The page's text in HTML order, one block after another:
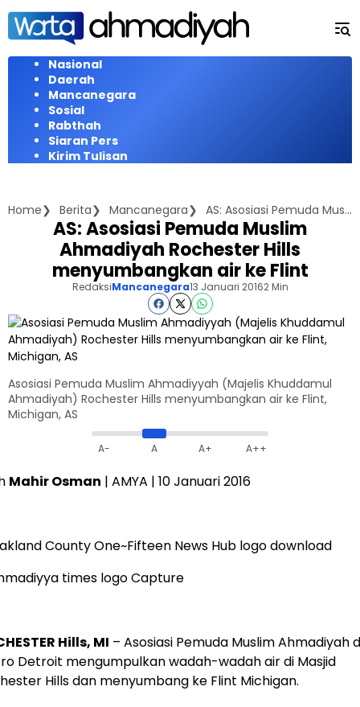
Langsung
konten
Nasional
Daerah
Mancanegara
Sosial
Rabthah
Siaran Pers
Kirim Tulisan
Home Berita Mancanegara AS: Asosiasi Pemuda Muslim Ahmadiyah Rochester Hills menyumbangkan air ke Flint
AS: Asosiasi Pemuda Muslim
Ahmadiyah Rochester Hills
menyumbangkan air ke Flint
RedaksiMancanegara13 Januari 20162 Min
Asosiasi Pemuda Muslim Ahmadiyyah (Majelis Khuddamul
Ahmadiyah) Rochester Hills menyumbangkan air ke Flint,
Michigan, AS
A- A A+ A++
Mahir Osman | AMYA | 10 Januari 2016
Hills, MI – Asosiasi Pemuda Muslim Ahmadiyah
Detroit mengumpulkan wadah-wadah air di Masjid
Hills dan menyumbang ke Flint Michigan.